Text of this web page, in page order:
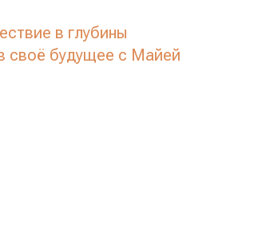
в глубины
своё будущее с Майей